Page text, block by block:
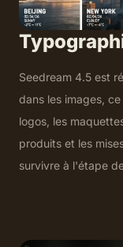
Seedream 4.5 est
dans les images,
logos, les
produits et les
survivre à l'étape